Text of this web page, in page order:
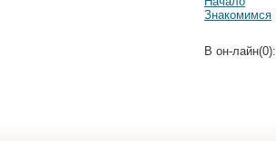
Знакомимся
В он-лайн(0):